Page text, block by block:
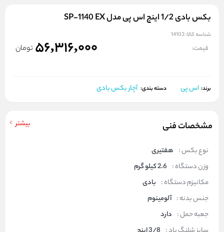
بکس بادی 1/2 اینچ اس پی مدل SP-1140 EX
شناسه کالا:14103
قیمت: 56,316,000 تومان
برند: اس پی دسته بندی: آچار بکس بادی
مشخصات فنی بیشتر
نوع بکس : هفتیری
وزن دستگاه : 2.6 کیلو گرم
مکانیزم دستگاه : بادی
جنس بدنه : آلومینوم
جعبه حمل : دارد